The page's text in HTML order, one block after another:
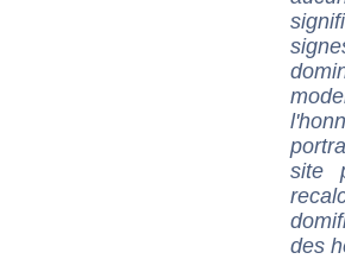
site
des